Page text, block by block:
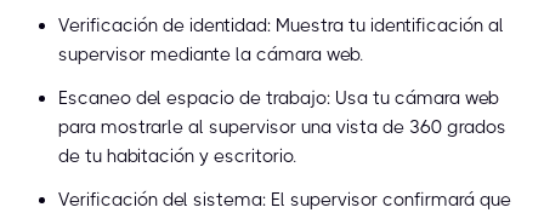
Verificación de identidad: Muestra tu identificación al
supervisor mediante la cámara web.
Escaneo del espacio de trabajo: Usa tu cámara web
para mostrarle al supervisor una vista de 360 grados
de tu habitación y escritorio.
Verificación del sistema: El supervisor confirmará que